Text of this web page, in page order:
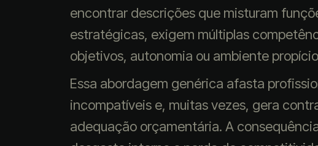
encontrar descrições que misturam
estratégicas, exigem múltiplas
objetivos, autonomia ou ambiente
Essa abordagem genérica afasta
incompatíveis e, muitas vezes, gera
adequação orçamentária. A